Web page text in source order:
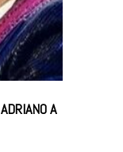
A